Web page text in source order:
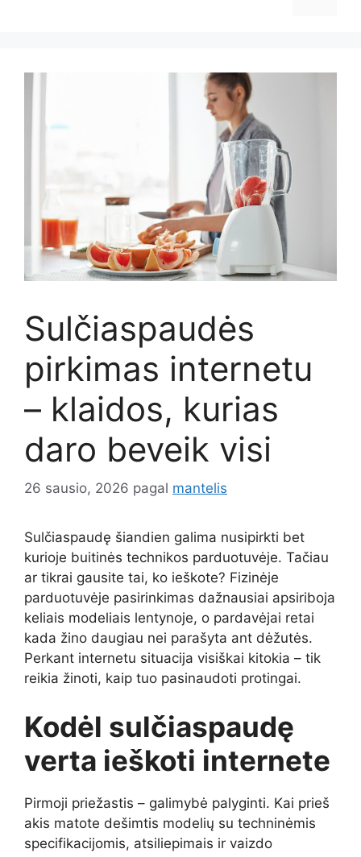
Sulčiaspaudės
pirkimas internetu
– klaidos, kurias
daro beveik visi
26 sausio, 2026 pagal mantelis
Sulčiaspaudę šiandien galima nusipirkti bet
kurioje buitinės technikos parduotuvėje. Tačiau
ar tikrai gausite tai, ko ieškote? Fizinėje
parduotuvėje pasirinkimas dažnausiai apsiriboja
keliais modeliais lentynoje, o pardavėjai retai
kada žino daugiau nei parašyta ant dėžutės.
Perkant internetu situacija visiškai kitokia – tik
reikia žinoti, kaip tuo pasinaudoti protingai.
Kodėl sulčiaspaudę
verta ieškoti internete
Pirmoji priežastis – galimybė palyginti. Kai prieš
akis matote dešimtis modelių su techninėmis
specifikacijomis, atsiliepimais ir vaizdo